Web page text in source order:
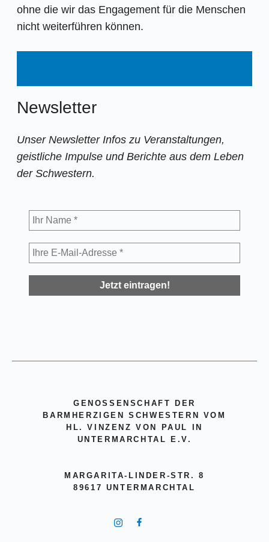
ohne die wir das Engagement für die Menschen
nicht weiterführen können.
Newsletter
Unser Newsletter Infos zu Veranstaltungen,
geistliche Impulse und Berichte aus dem Leben
der Schwestern.
GENOSSENSCHAFT DER
BARMHERZIGEN SCHWESTERN VOM
HL. VINZENZ VON PAUL IN
UNTERMARCHTAL E.V.
MARGARITA-LINDER-STR. 8
89617 UNTERMARCHTAL